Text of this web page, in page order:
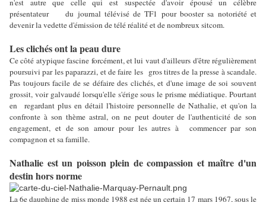
n'est autre que celle qui est suspectée d'avoir épousé un célèbre
présentateur du journal télévisé de TF1 pour booster sa notoriété et
devenir la vedette d'émission de télé réalité et de nombreux sitcom.
Les clichés ont la peau dure
Ce côté atypique fascine forcément, et lui vaut d'ailleurs d'être régulièrement
poursuivi par les paparazzi, et de faire les gros titres de la presse à scandale.
Pas toujours facile de se défaire des clichés, et d'une image de soi souvent
grossit, voir galvaudé lorsqu'elle s'érige sous le prisme médiatique. Pourtant
en regardant plus en détail l'histoire personnelle de Nathalie, et qu'on la
confronte à son thème astral, on ne peut douter de l'authenticité de son
engagement, et de son amour pour les autres à commencer par son
compagnon et sa famille.
Nathalie est un poisson plein de compassion et maître d'un
destin hors norme
La 6e dauphine de miss monde 1988 est née un certain 17 mars 1967, sous le